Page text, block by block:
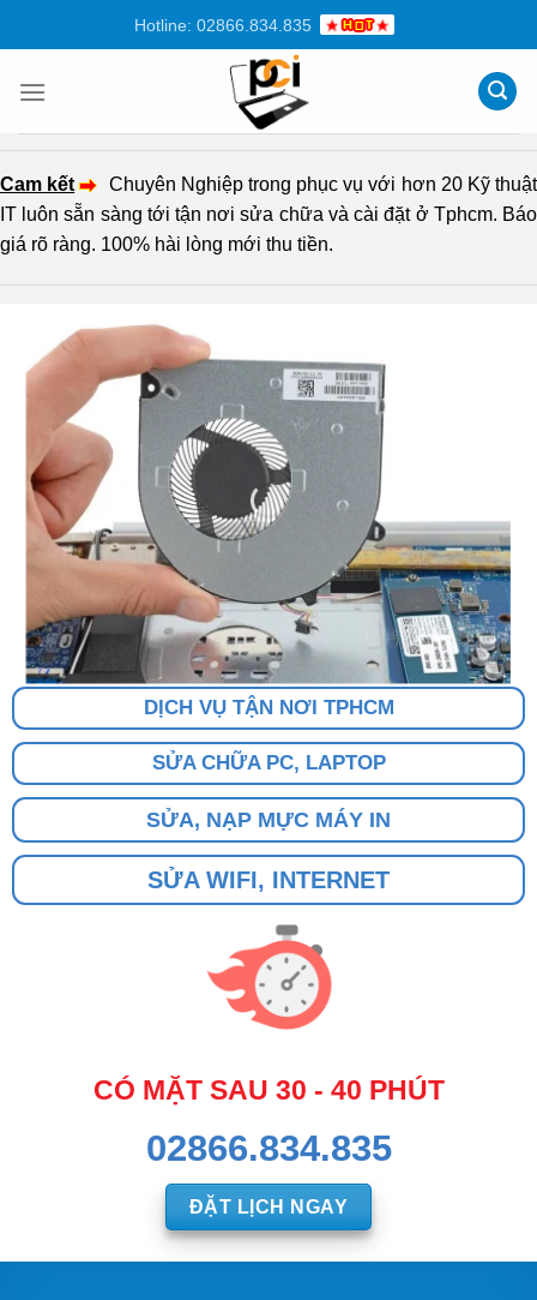
dung
Hotline: 02866.834.835
Cam kết
Chuyên Nghiệp trong phục vụ với hơn 20 Kỹ thuật
IT luôn sẵn sàng tới tận nơi sửa chữa và cài đặt ở Tphcm. Báo
giá rõ ràng. 100% hài lòng mới thu tiền.
DỊCH VỤ TẬN NƠI TPHCM
SỬA CHỮA PC, LAPTOP
SỬA, NẠP MỰC MÁY IN
SỬA WIFI, INTERNET
CÓ MẶT SAU 30 - 40 PHÚT
02866.834.835
ĐẶT LỊCH NGAY